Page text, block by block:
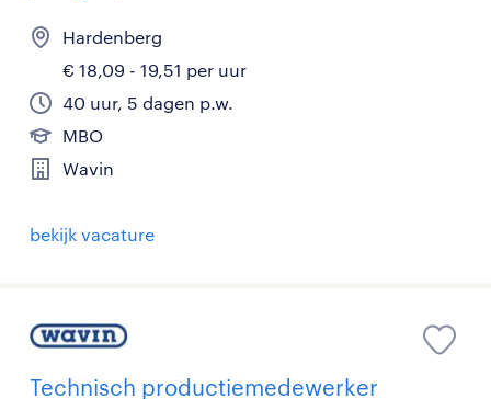
Hardenberg
€ 18,09 - 19,51 per uur
40 uur, 5 dagen p.w.
MBO
Wavin
bekijk vacature
Technisch productiemedewerker